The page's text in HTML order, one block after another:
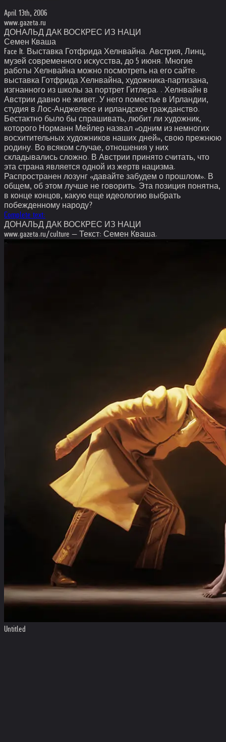
April 13th, 2006
www.gazeta.ru
ДОНАЛЬД ДАК ВОСКРЕС ИЗ НАЦИ
Семен Кваша
Face It. Выставка Готфрида Хелнвайна. Австрия, Линц,
музей современного искусства, до 5 июня. Многие
работы Хелнвайна можно посмотреть на его сайте.
выставка Готфрида Хелнвайна, художника-партизана,
изгнанного из школы за портрет Гитлера. . Хелнвайн в
Австрии давно не живет. У него поместье в Ирландии,
студия в Лос-Анджелесе и ирландское гражданство.
Бестактно было бы спрашивать, любит ли художник,
которого Норманн Мейлер назвал «одним из немногих
восхитительных художников наших дней», свою прежнюю
родину. Во всяком случае, отношения у них
складывались сложно. В Австрии принято считать, что
эта страна является одной из жертв нацизма.
Распространен лозунг «давайте забудем о прошлом». В
общем, об этом лучше не говорить. Эта позиция понятна,
в конце концов, какую еще идеологию выбрать
побежденному народу?
Complete text:
ДОНАЛЬД ДАК ВОСКРЕС ИЗ НАЦИ
www.gazeta.ru/culture — Текст: Семен Кваша.
Untitled